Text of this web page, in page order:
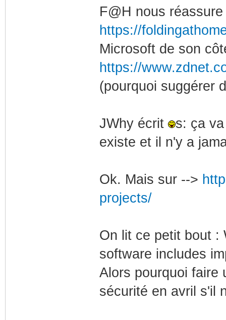
F@H nous
https://
Microsoft de son
https://
(pourquoi suggérer
JWhy écrit
s: ça
existe et il n'y a
Ok. Mais sur -->
projects/
On lit ce petit bout :
software includes
Alors pourquoi faire
sécurité en avril s'il